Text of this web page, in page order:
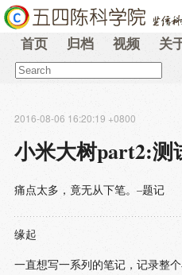
首页 归档 视频 关
小米大树part2:测
2016-08-06 16:20:19 +0800
痛点太多，竟无从下笔。–题记
缘起
一直想写一系列的笔记，记录整